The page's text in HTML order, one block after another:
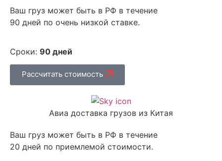
Ваш груз может быть в РФ в течение
90 дней по очень низкой ставке.
Сроки: 90 дней
Рассчитать стоимость
Авиа доставка грузов из Китая
Ваш груз может быть в РФ в течение
20 дней по приемлемой стоимости.